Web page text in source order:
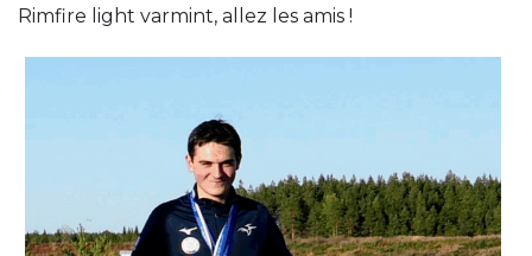
Rimfire light varmint, allez les amis !